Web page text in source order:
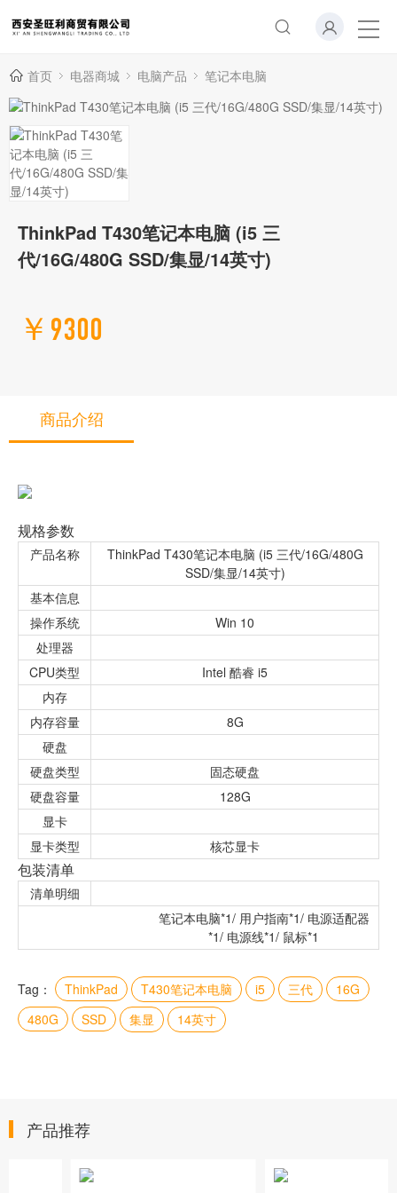
首页 电器商城 电脑产品 笔记本电脑
ThinkPad T430笔记本电脑 (i5 三
代/16G/480G SSD/集显/14英寸)
￥9300
商品介绍
规格参数
产品名称
ThinkPad T430笔记本电脑 (i5 三代/16G/480G
SSD/集显/14英寸)
基本信息
操作系统
Win 10
处理器
CPU类型
Intel 酷睿 i5
内存
内存容量
8G
硬盘
硬盘类型
固态硬盘
硬盘容量
128G
显卡
显卡类型
核芯显卡
包装清单
清单明细
笔记本电脑*1/ 用户指南*1/ 电源适配器
*1/ 电源线*1/ 鼠标*1
Tag： ThinkPad T430笔记本电脑 i5 三代
16G
480G
SSD 集显 14英寸
产品推荐